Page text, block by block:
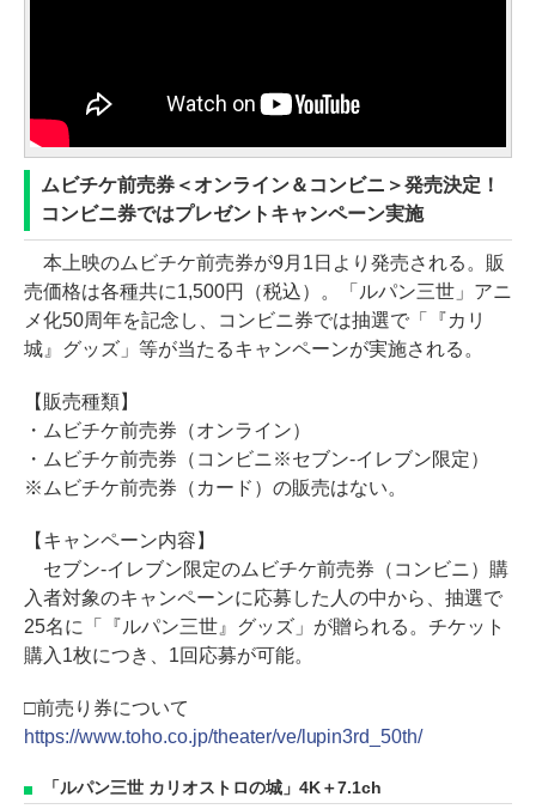
ムビチケ前売券＜オンライン＆コンビニ＞発売決定！
コンビニ券ではプレゼントキャンペーン実施
本上映のムビチケ前売券が9月1日より発売される。販
売価格は各種共に1,500円（税込）。「ルパン三世」アニ
メ化50周年を記念し、コンビニ券では抽選で「『カリ
城』グッズ」等が当たるキャンペーンが実施される。
【販売種類】
・ムビチケ前売券（オンライン）
・ムビチケ前売券（コンビニ※セブン-イレブン限定）
※ムビチケ前売券（カード）の販売はない。
【キャンペーン内容】
セブン-イレブン限定のムビチケ前売券（コンビニ）購
入者対象のキャンペーンに応募した人の中から、抽選で
25名に「『ルパン三世』グッズ」が贈られる。チケット
購入1枚につき、1回応募が可能。
□前売り券について
https://www.toho.co.jp/theater/ve/lupin3rd_50th/
「ルパン三世 カリオストロの城」4K＋7.1ch